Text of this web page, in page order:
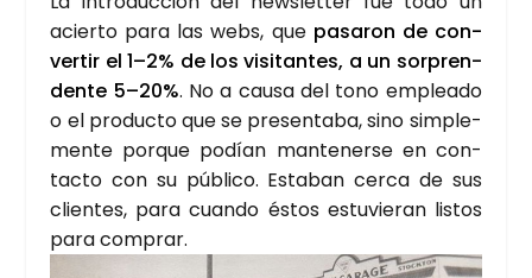
acier­to para las webs, que pasa­ron de con­
ver­tir el 1–2% de los visi­tan­tes, a un sor­pren­
den­te 5–20%. No a cau­sa del tono emplea­do
o el pro­duc­to que se pre­sen­ta­ba, sino sim­ple­
men­te por­que podían man­te­ner­se en con­
tac­to con su públi­co. Esta­ban cer­ca de sus
clien­tes, para cuan­do éstos estu­vie­ran lis­tos
para com­prar.